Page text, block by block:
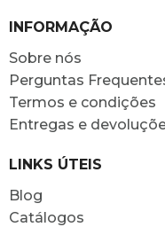
INFORMAÇÃO
Sobre nós
Perguntas
Termos e condições
Entregas e
LINKS ÚTEIS
Blog
Catálogos